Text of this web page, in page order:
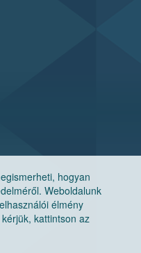
hogyan
Weboldalunk
élmény
kattintson az